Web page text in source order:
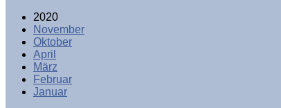
2020
November
Oktober
April
März
Februar
Januar